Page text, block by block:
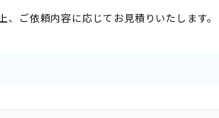
、ご依頼内容に応じてお見積りいたします。